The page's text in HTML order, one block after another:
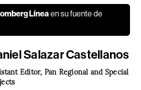
Líneaen su fuente de
Salazar Castellanos
Editor, Pan Regional and Special